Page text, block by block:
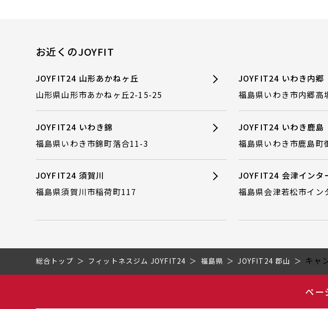
お近くのJOYFIT
JOYFIT24 山形あかねヶ丘
山形県山形市あかねヶ丘2-15-25
JOYFIT24 いわき内郷
福島県いわき市内郷高
JOYFIT24 いわき錦
福島県いわき市錦町落合11-3
JOYFIT24 いわき鹿島
福島県いわき市鹿島町
JOYFIT24 須賀川
福島県須賀川市稲荷町117
JOYFIT24 会津インタ
福島県会津若松市イン
総合トップ フィットネスジム JOYFIT24 福島県 JOYFIT24 郡山 キャ
ペー